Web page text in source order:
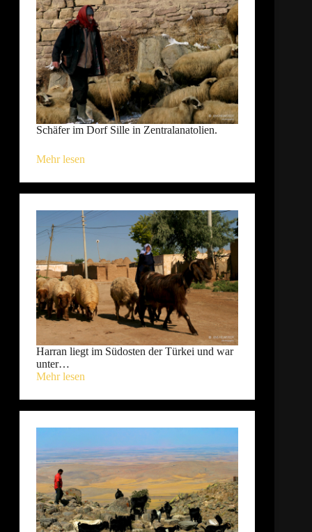
Schäfer im Dorf Sille in Zentralanatolien.
Mehr lesen
Harran liegt im Südosten der Türkei und war
unter…
Mehr lesen